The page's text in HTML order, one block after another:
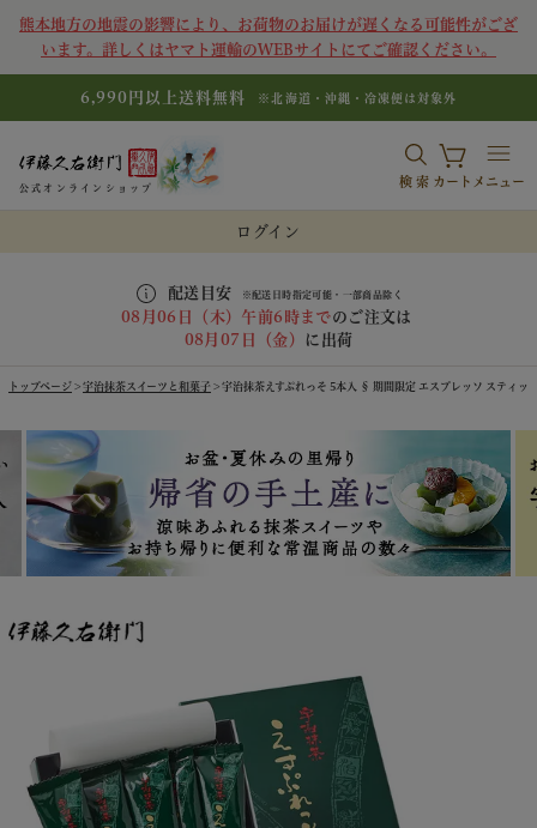
熊本地方の地震の影響により、お荷物のお届けが遅くなる可能性がござ
います。詳しくはヤマト運輸のWEBサイトにてご確認ください。
6,990円以上送料無料 ※北海道・沖縄・冷凍便は対象外
公式オンラインショップ 検索 カート メニュー
ログイン
配送目安 ※配送日時指定可能・一部商品除く
08月06日（木）午前6時までのご注文は
08月07日（金）
に出荷
トップページ 宇治抹茶スイーツと和菓子 宇治抹茶えすぷれっそ 5本入 § 期間限定 エスプレッソ スティッ